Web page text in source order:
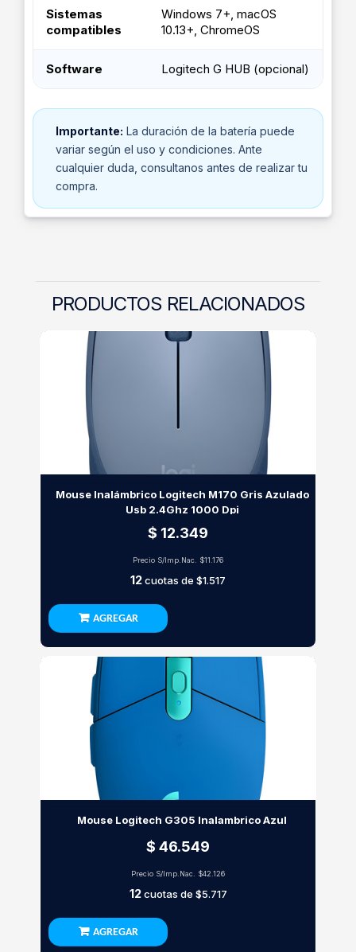
Sistemas
compatibles
Windows 7+, macOS
10.13+, ChromeOS
Software Logitech G HUB (opcional)
Importante: La duración de la batería puede
variar según el uso y condiciones. Ante
cualquier duda, consultanos antes de realizar tu
compra.
PRODUCTOS RELACIONADOS
Mouse Inalámbrico Logitech M170 Gris Azulado
Usb 2.4Ghz 1000 Dpi
$ 12.349
Precio S/Imp.Nac. $11.176
12cuotas de $1.517
AGREGAR
Mouse Logitech G305 Inalambrico Azul
$ 46.549
Precio S/Imp.Nac. $42.126
12cuotas de $5.717
AGREGAR